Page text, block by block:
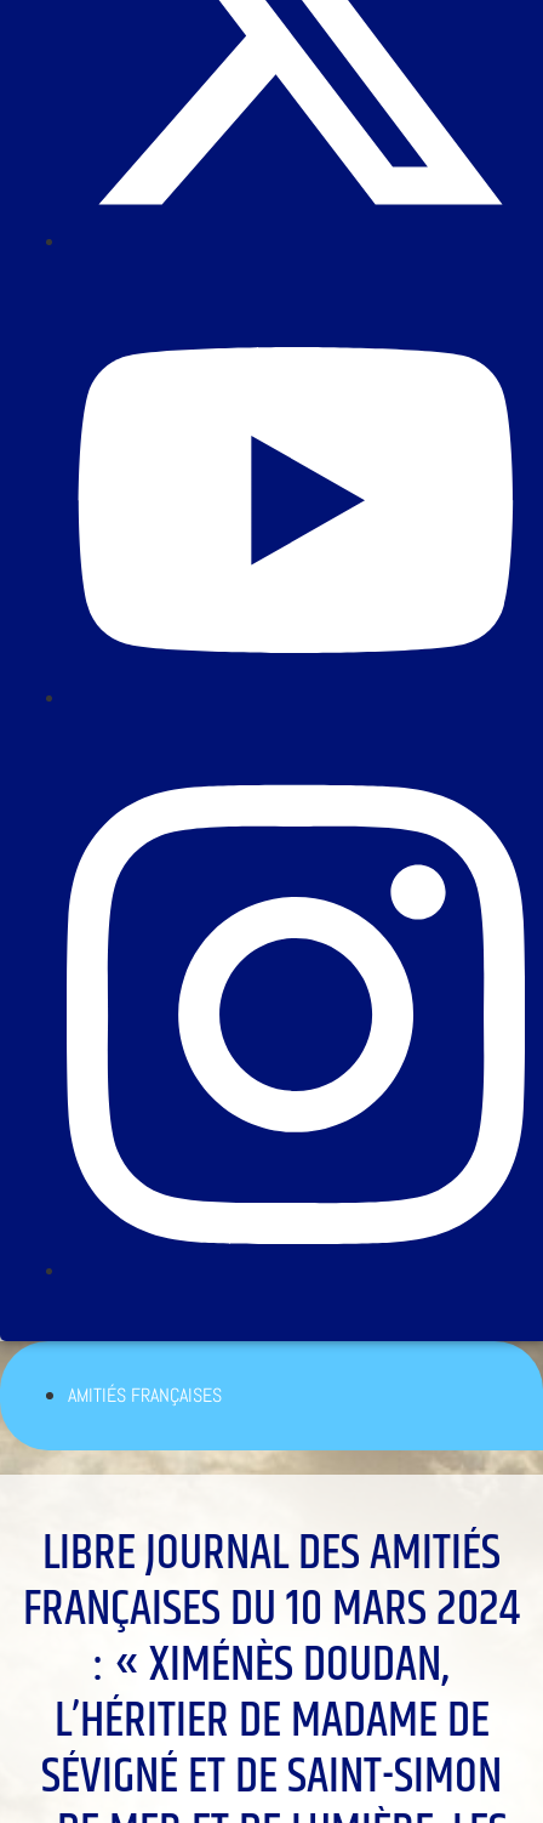
AMITIÉS FRANÇAISES
LIBRE JOURNAL DES AMITIÉS
FRANÇAISES DU 10 MARS 2024
: « XIMÉNÈS DOUDAN,
L’HÉRITIER DE MADAME DE
SÉVIGNÉ ET DE SAINT-SIMON